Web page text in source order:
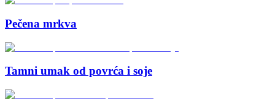
Pečena mrkva
Tamni umak od povrća i soje